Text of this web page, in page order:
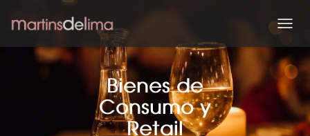
A
M
B
A
M
Bienes de
Consumo y
Retail